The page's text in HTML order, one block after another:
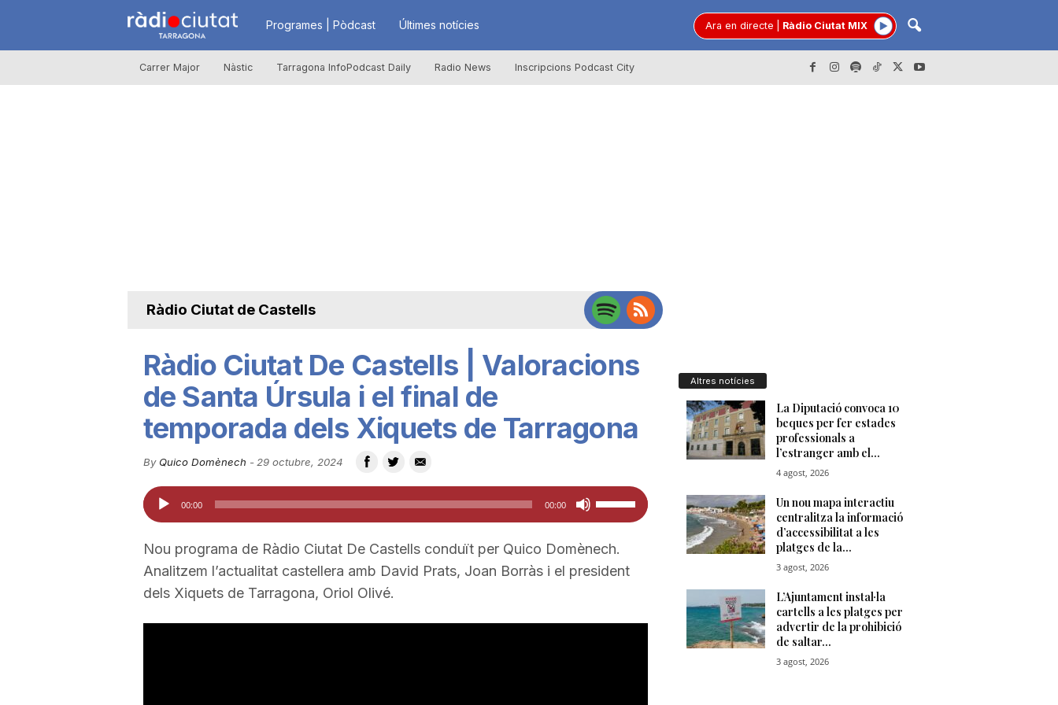
R
à
u
t
d
Programes | Pòdcast Últimes notícies Ara en directe Ràdio Ciutat MIX
Carrer Major Nàstic Tarragona InfoPodcast Daily Radio News Inscripcions Podcast City
Ràdio Ciutat de Castells
Ràdio Ciutat De Castells | Valoracions
de Santa Úrsula i el final de
temporada dels Xiquets de Tarragona
By Quico Domènech - 29 octubre, 2024
Reproductor
d'àudio
00:00 00:00
Feu
servir
les
tecles
Nou programa de Ràdio Ciutat De Castells conduït per Quico Domènech.
Analitzem l’actualitat castellera amb David Prats, Joan Borràs i el president
dels Xiquets de Tarragona, Oriol Olivé.
Altres notícies